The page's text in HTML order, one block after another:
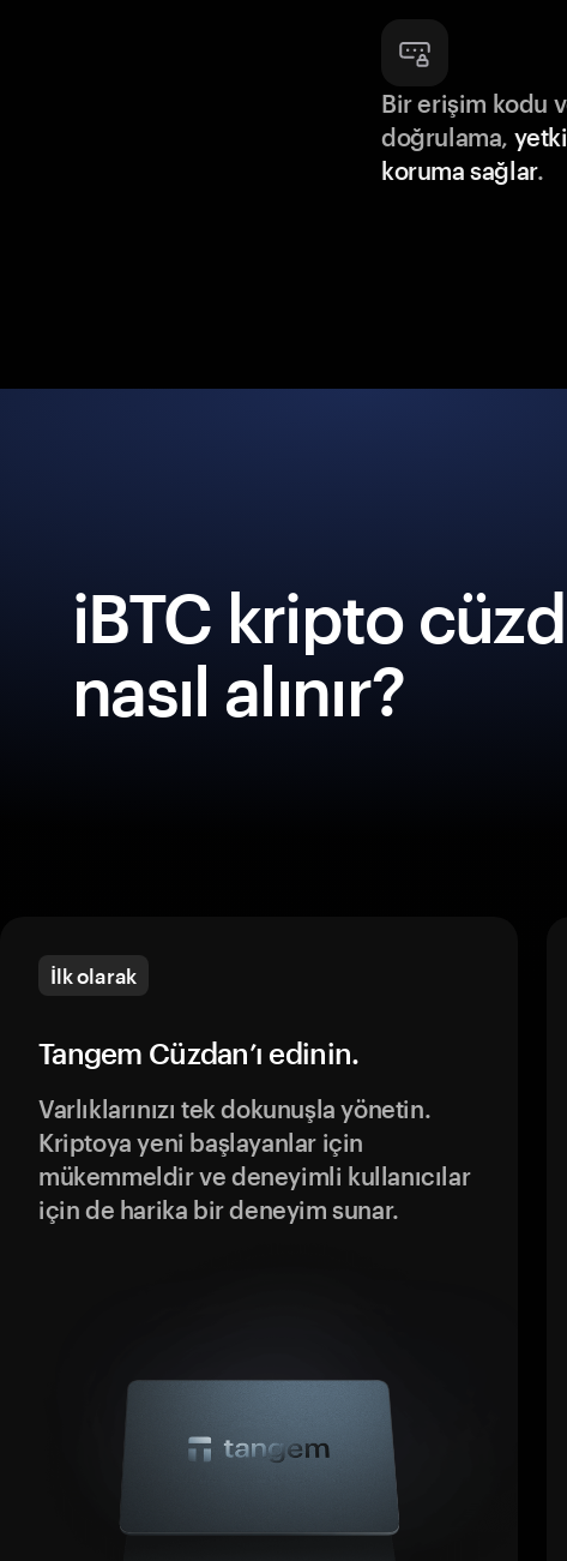
Bir erişim kodu
doğrulama,
koruma sağlar.
iBTC kripto
nasıl alınır?
İlk olarak
Tangem Cüzdan’ı edinin.
Varlıklarınızı tek dokunuşla yönetin.
Kriptoya yeni başlayanlar için
mükemmeldir ve deneyimli kullanıcılar
için de harika bir deneyim sunar.